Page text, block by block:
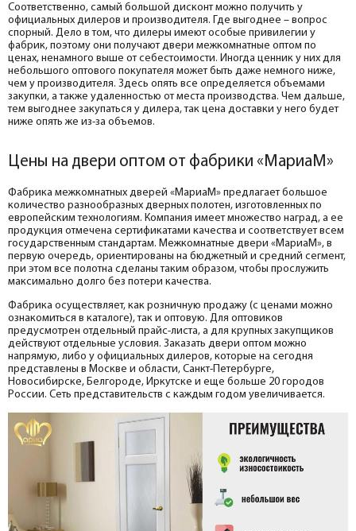
Соответственно, самый большой дисконт можно получить у
официальных дилеров и производителя. Где выгоднее – вопрос
спорный. Дело в том, что дилеры имеют особые привилегии у
фабрик, поэтому они получают двери межкомнатные оптом по
ценах, ненамного выше от себестоимости. Иногда ценник у них для
небольшого оптового покупателя может быть даже немного ниже,
чем у производителя. Здесь опять все определяется объемами
закупки, а также удаленностью от места производства. Чем дальше,
тем выгоднее закупаться у дилера, так цена доставки у него будет
ниже опять же из-за объемов.
Цены на двери оптом от фабрики «МариаМ»
Фабрика межкомнатных дверей «МариаМ» предлагает большое
количество разнообразных дверных полотен, изготовленных по
европейским технологиям. Компания имеет множество наград, а ее
продукция отмечена сертификатами качества и соответствует всем
государственным стандартам. Межкомнатные двери «МариаМ», в
первую очередь, ориентированы на бюджетный и средний сегмент,
при этом все полотна сделаны таким образом, чтобы прослужить
максимально долго без потери качества.
Фабрика осуществляет, как розничную продажу (с ценами можно
ознакомиться в каталоге), так и оптовую. Для оптовиков
предусмотрен отдельный прайс-листа, а для крупных закупщиков
действуют отдельные условия. Заказать двери оптом можно
напрямую, либо у официальных дилеров, которые на сегодня
представлены в Москве и области, Санкт-Петербурге,
Новосибирске, Белгороде, Иркутске и еще больше 20 городов
России. Сеть представительств с каждым годом увеличивается.